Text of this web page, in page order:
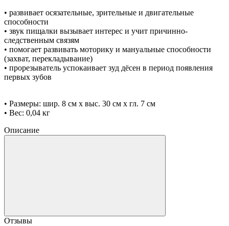
• развивает осязательные, зрительные и двигательные
способности
• звук пищалки вызывает интерес и учит причинно-
следственным связям
• помогает развивать моторику и мануальные способности
(захват, перекладывание)
• прорезыватель успокаивает зуд дёсен в период появления
первых зубов
• Размеры: шир. 8 см x выс. 30 см x гл. 7 см
• Вес: 0,04 кг
Описание
Отзывы